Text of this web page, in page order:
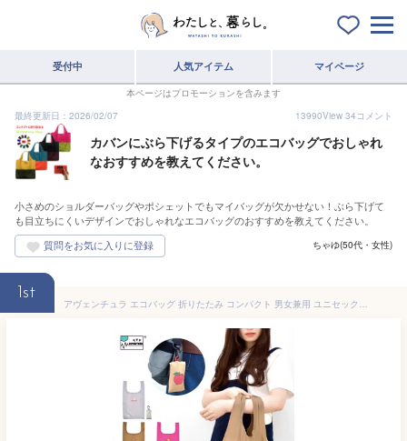
受付中 人気アイテム マイページ
本ページはプロモーションを含みます
最終更新日：2026/02/07
13990View 34コメント
カバンにぶら下げるタイプのエコバッグでおしゃれ
なおすすめを教えてください。
小さめのショルダーバッグやポシェットでもマイバッグが欠かせない！ぶら下げて
も目立ちにくいデザインでおしゃれなエコバッグのおすすめを教えてください。
ちゃゆ(50代・女性)
1st
アヴェンチュラ エコバッグ 折りたたみ コンパクト 男女兼用 ユニセックス イラスト フルーツ エコバッグM ポケット 収納 カラビナ付き コンビニバッグ コンビニ用 たためる キャラクター ブランド メンズ マザーズバッグ ママ 可愛い かわいい おしゃれ オシャレ 人気